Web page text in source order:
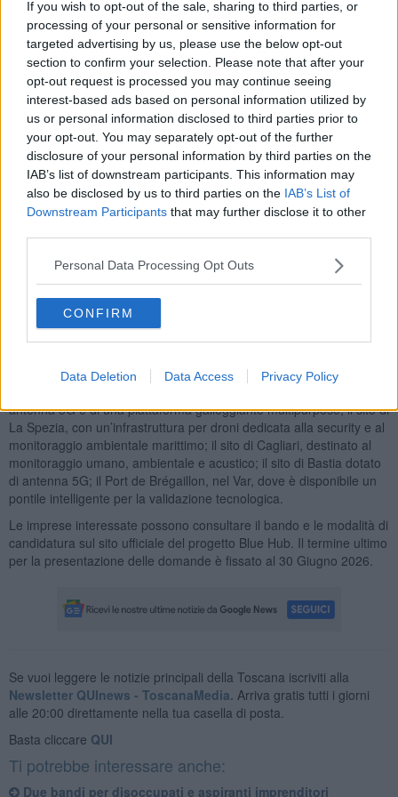
If you wish to opt-out of the sale, sharing to third parties, or
processing of your personal or sensitive information for
targeted advertising by us, please use the below opt-out
section to confirm your selection. Please note that after your
opt-out request is processed you may continue seeing
interest-based ads based on personal information utilized by
us or personal information disclosed to third parties prior to
your opt-out. You may separately opt-out of the further
disclosure of your personal information by third parties on the
IAB’s list of downstream participants. This information may
also be disclosed by us to third parties on the IAB’s List of
Downstream Participants that may further disclose it to other
Personal Data Processing Opt Outs
CONFIRM
Data Deletion Data Access Privacy Policy
2028,il progetto ha un budget complessivo di 1.834.648,55
euroe riunisce partner qualificati del sistema portuale, della
ricerca, dell’impresa e del trasferimento tecnologico tra Italia e
Francia. Il partenariato è guidato dall’Autorità di Sistema Portuale
del Mar Tirreno Settentrionale, capofila del progetto, e coinvolge
l’Autorità di Sistema Portuale del Mar Ligure Orientale, il Centro di
Competenza ARTES 4.0, l’Università degli Studi di Cagliari,
l’Établissement public du commerce et de l’industrie de la
Collectivité de Corse, il Pôle Mer Méditerranée e la Société des
ports Toulon – La Seyne.
cooperazione e ridurre i divari di performance tra i territori
coinvolti, favorendo il trasferimento di soluzioni tecnologiche a
supporto della sostenibilità ambientale dei porti e dell’evoluzione
innovativa della blue economy. Il progetto interviene su 6 ambiti
strategici: energia verde, emissioni zero, biodiversità e salute del
ambientale e sicurezza, tecnologie ancillari e abilitanti. Le aree di
antenna 5G e di una piattaforma galleggiante multipurpose; il sito di
La Spezia, con un’infrastruttura per droni dedicata alla security e al
monitoraggio ambientale marittimo; il sito di Cagliari, destinato al
monitoraggio umano, ambientale e acustico; il sito di Bastia dotato
di antenna 5G; il Port de Brégaillon, nel Var, dove è disponibile un
pontile intelligente per la validazione tecnologica.
Le imprese interessate possono consultare il bando e le modalità di
candidatura sul sito ufficiale del progetto Blue Hub. Il termine ultimo
per la presentazione delle domande è fissato al 30 Giugno 2026.
Se vuoi leggere le notizie principali della Toscana iscriviti alla
Newsletter QUInews - ToscanaMedia. Arriva gratis tutti i giorni
alle 20:00 direttamente nella tua casella di posta.
Basta cliccare QUI
Ti potrebbe interessare anche:
Due bandi per disoccupati e aspiranti imprenditori